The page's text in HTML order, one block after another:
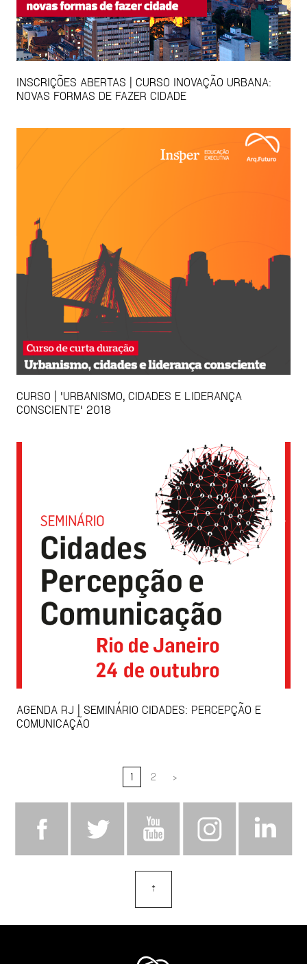
INSCRIÇÕES ABERTAS | CURSO INOVAÇÃO URBANA:
NOVAS FORMAS DE FAZER CIDADE
CURSO | 'URBANISMO, CIDADES E LIDERANÇA
CONSCIENTE' 2018
AGENDA RJ | SEMINÁRIO CIDADES: PERCEPÇÃO E
COMUNICAÇÃO
1 2 >
⇡